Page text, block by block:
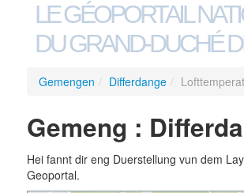
LE GÉOPORTAIL
DU GRAND-DUCHÉ
Gemengen / Differdange /
Gemeng :
Hei fannt dir eng Duerstellung vun dem
Geoportal.